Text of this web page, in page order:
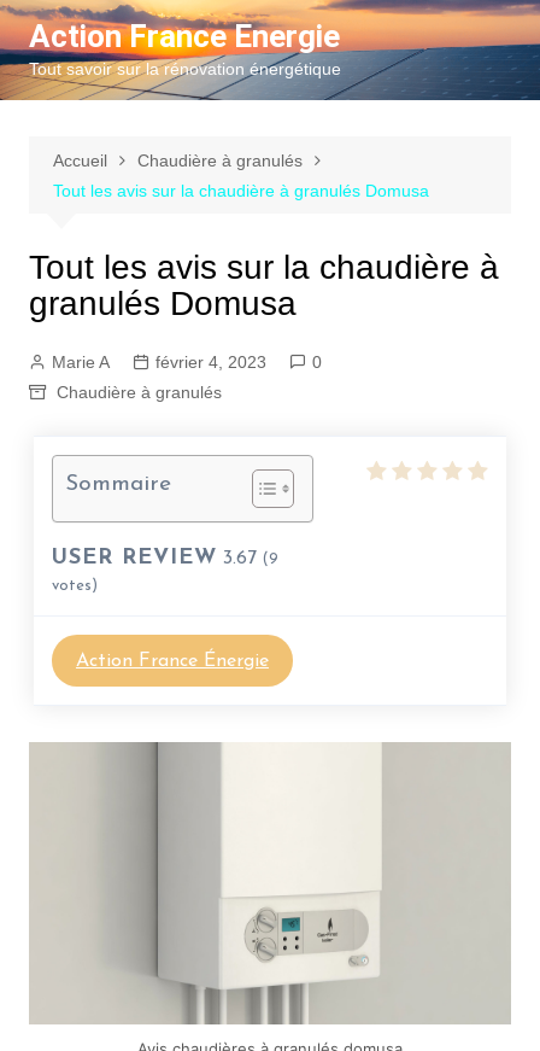
Aller
au
contenu
Action France Energie
Tout savoir sur la rénovation énergétique
Accueil
Chaudière à granulés
Tout les avis sur la chaudière à granulés Domusa
Tout les avis sur la chaudière à
granulés Domusa
Marie A février 4, 2023
0
Chaudière à granulés
Sommaire
USER REVIEW 3.67 ( 9
votes)
Action France Énergie